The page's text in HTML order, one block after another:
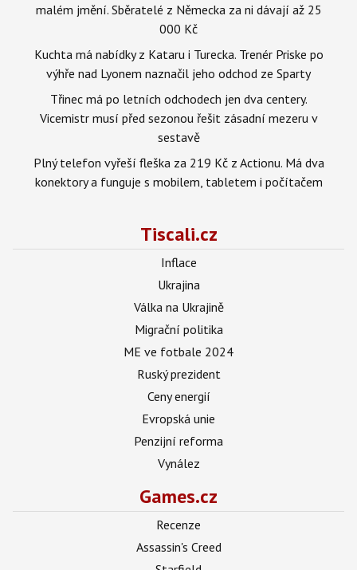
malém jmění. Sběratelé z Německa za ni dávají až 25
000 Kč
Kuchta má nabídky z Kataru i Turecka. Trenér Priske po
výhře nad Lyonem naznačil jeho odchod ze Sparty
Třinec má po letních odchodech jen dva centery.
Vicemistr musí před sezonou řešit zásadní mezeru v
sestavě
Plný telefon vyřeší fleška za 219 Kč z Actionu. Má dva
konektory a funguje s mobilem, tabletem i počítačem
Tiscali.cz
Inflace
Ukrajina
Válka na Ukrajině
Migrační politika
ME ve fotbale 2024
Ruský prezident
Ceny energií
Evropská unie
Penzijní reforma
Vynález
Games.cz
Recenze
Assassin's Creed